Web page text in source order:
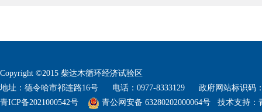
Copyright ©2015 柴达木循环经济试验区
地址：德令哈市祁连路16号 电话：0977-8333129 政府网站标识码：
青ICP备2021000542号
青公网安备 63280202000064号 技术支持：